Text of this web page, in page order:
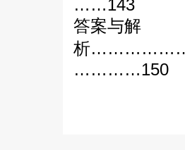
……143
答案与解
析
…………150